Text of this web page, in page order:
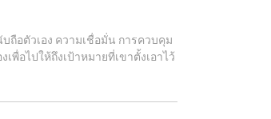
ถือตัวเอง ความเชื่อมั่น การควบคุม
พื่อไปให้ถึงเป้าหมายที่เขาตั้งเอาไว้